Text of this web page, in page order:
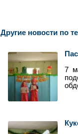
Другие новости по
7